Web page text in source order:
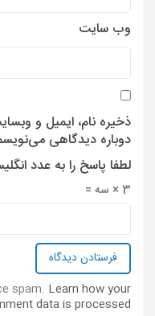
وب‌ سایت
ذخیره نام، ایمیل و
دوباره دیدگاهی
لطفا پاسخ را به عدد
3 × سه =
spam. Learn how your
data is processed